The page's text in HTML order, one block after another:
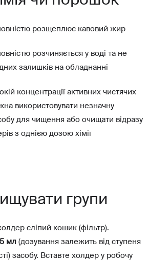
розщеплює кавовий жир
розчиняється у воді та не
залишків на обладнанні
концентрації активних чистячих
використовувати незначну
для чищення або очищати відразу
з однією дозою хімії
групи
холдер сліпий кошик (фільтр).
мл (дозування залежить від ступеня
засобу. Вставте холдер у робочу